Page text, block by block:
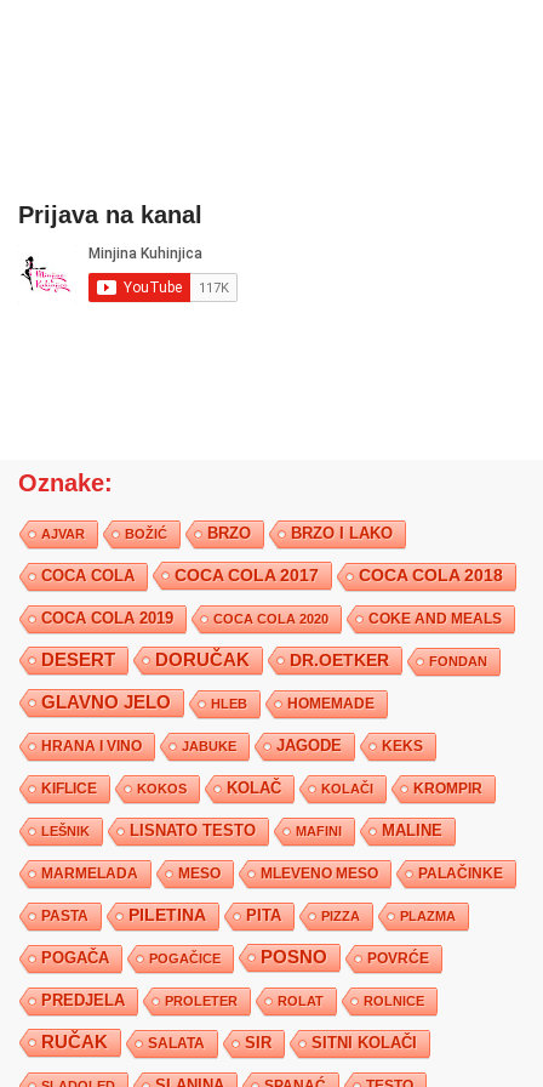
Prijava na kanal
Oznake:
AJVAR BOŽIĆ BRZO BRZO I LAKO
COCA COLA COCA COLA 2017 COCA COLA 2018
COCA COLA 2019 COCA COLA 2020 COKE AND MEALS
DESERT DORUČAK DR.OETKER FONDAN
GLAVNO JELO HLEB HOMEMADE
HRANA I VINO JABUKE JAGODE KEKS
KIFLICE KOKOS KOLAČ KOLAČI KROMPIR
LEŠNIK LISNATO TESTO MAFINI MALINE
MARMELADA MESO MLEVENO MESO PALAČINKE
PASTA PILETINA PITA PIZZA PLAZMA
POGAČA POGAČICE POSNO POVRĆE
PREDJELA PROLETER ROLAT ROLNICE
RUČAK SALATA SIR SITNI KOLAČI